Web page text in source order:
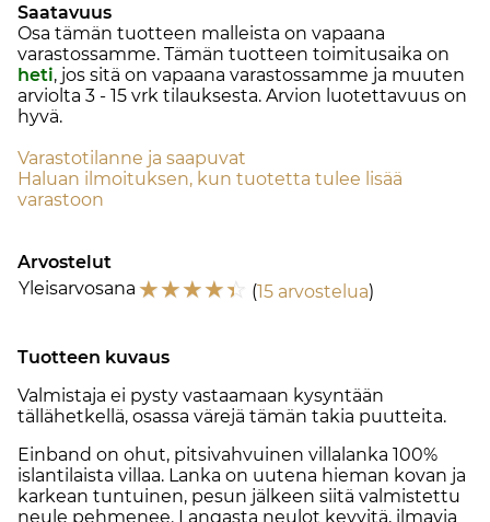
Saatavuus
Osa tämän tuotteen malleista on vapaana
varastossamme. Tämän tuotteen toimitusaika on
heti, jos sitä on vapaana varastossamme ja muuten
arviolta 3 - 15 vrk tilauksesta. Arvion luotettavuus on
hyvä.
Varastotilanne ja saapuvat
Haluan ilmoituksen, kun tuotetta tulee lisää
varastoon
Arvostelut
Yleisarvosana ☆☆☆☆☆ (15 arvostelua)
Tuotteen kuvaus
Valmistaja ei pysty vastaamaan kysyntään
tällähetkellä, osassa värejä tämän takia puutteita.
Einband on ohut, pitsivahvuinen villalanka 100%
islantilaista villaa. Lanka on uutena hieman kovan ja
karkean tuntuinen, pesun jälkeen siitä valmistettu
neule pehmenee. Langasta neulot kevyitä, ilmavia